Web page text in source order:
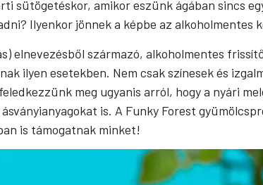
sütögetéskor, amikor eszünk ágában sincs
Ilyenkor jönnek a képbe az alkoholmentes
elnevezésből származó, alkoholmentes
ilyen esetekben. Nem csak színesek és
meg ugyanis arról, hogy a nyári
is. A Funky Forest
is támogatnak minket!